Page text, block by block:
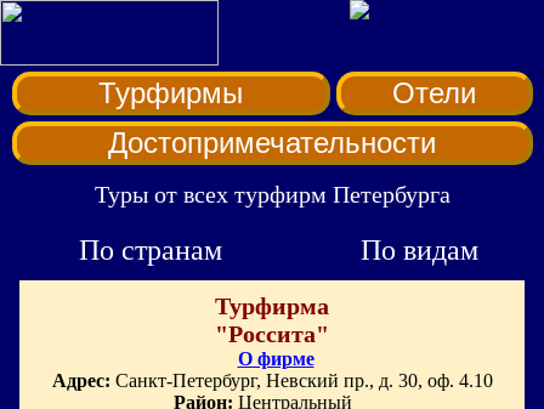
Турфирмы
Отели
Достопримечательности
Туры от всех турфирм Петербурга
По странам По видам
Турфирма
"Россита"
О фирме
Адрес: Санкт-Петербург, Невский пр., д. 30, оф. 4.10
Район: Центральный